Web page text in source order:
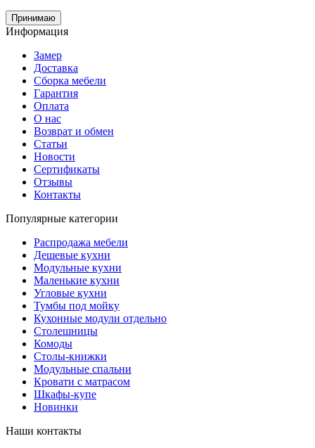
Принимаю
Информация
Замер
Доставка
Сборка мебели
Гарантия
Оплата
О нас
Возврат и обмен
Статьи
Новости
Сертификаты
Отзывы
Контакты
Популярные категории
Распродажа мебели
Дешевые кухни
Модульные кухни
Маленькие кухни
Угловые кухни
Тумбы под мойку
Кухонные модули отдельно
Столешницы
Комоды
Столы-книжки
Модульные спальни
Кровати с матрасом
Шкафы-купе
Новинки
Наши контакты